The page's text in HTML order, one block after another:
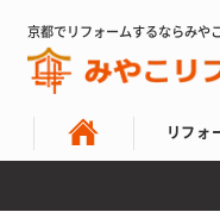
京都でリフォームするならみや
リフォ